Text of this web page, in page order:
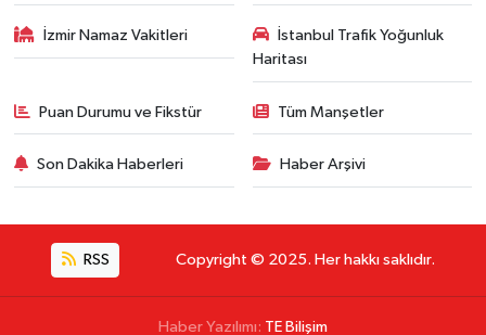
İzmir Namaz Vakitleri
İstanbul Trafik Yoğunluk
Haritası
Puan Durumu ve Fikstür Tüm Manşetler
Son Dakika Haberleri Haber Arşivi
RSS Copyright © 2025. Her hakkı saklıdır.
Haber Yazılımı: TE Bilişim